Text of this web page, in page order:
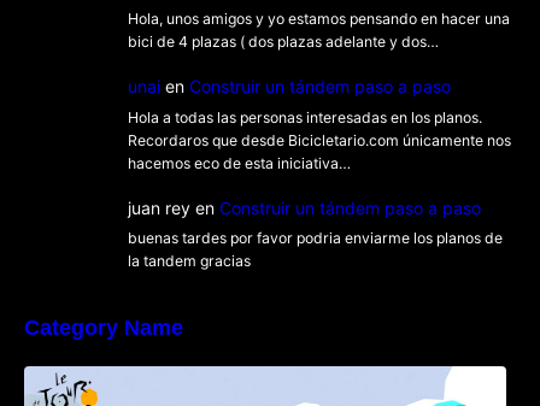
Hola, unos amigos y yo estamos pensando en hacer una
bici de 4 plazas ( dos plazas adelante y dos…
unaien Construir un tándem paso a paso
Hola a todas las personas interesadas en los planos.
Recordaros que desde Bicicletario.com únicamente nos
hacemos eco de esta iniciativa…
juan reyen Construir un tándem paso a paso
buenas tardes por favor podria enviarme los planos de
la tandem gracias
Category Name